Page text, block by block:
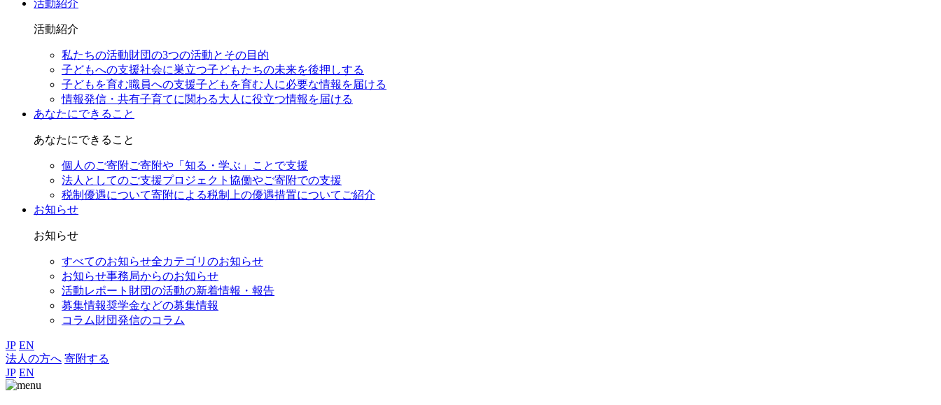
活動紹介
活動紹介
私たちの活動財団の3つの活動とその目的
子どもへの支援社会に巣立つ子どもたちの未来を後押しする
子どもを育む職員への支援子どもを育む人に必要な情報を届ける
情報発信・共有子育てに関わる大人に役立つ情報を届ける
あなたにできること
あなたにできること
個人のご寄附ご寄附や「知る・学ぶ」ことで支援
法人としてのご支援プロジェクト協働やご寄附での支援
税制優遇について寄附による税制上の優遇措置についてご紹介
お知らせ
お知らせ
すべてのお知らせ全カテゴリのお知らせ
お知らせ事務局からのお知らせ
活動レポート 財団の活動の新着情報・報告
募集情報奨学金などの募集情報
コラム財団発信のコラム
JP EN
法人の方へ 寄附する
JP EN